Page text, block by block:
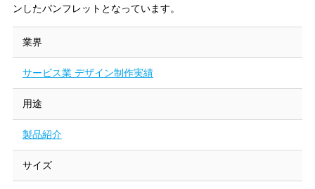
ンしたパンフレットとなっています。
業界
サービス業 デザイン制作実績
用途
製品紹介
サイズ